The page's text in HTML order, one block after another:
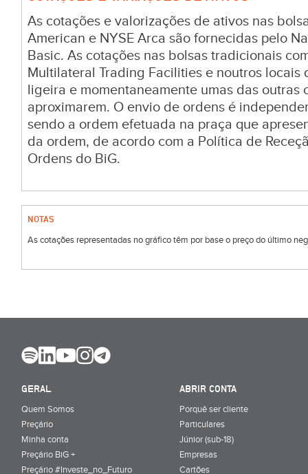
As cotações e valorizações de ativos nas
American e NYSE Arca são fornecidas pelo
Basic. As cotações nas bolsas tradicionais
Multilateral Trading Facilities e noutros
ligeira e momentaneamente umas das outras
aproximarem. O envio de ordens é
sendo a ordem efetuada na praça que
da ordem, de acordo com a Política de
Ordens do BiG.
NOTAS
As cotações representadas no gráfico têm por base o preço do último
GERAL
Quem Somos
Preçário
Minha conta
Preçário BiG +
Preçário #Investe_no_Futuro
ABRIR CONTA
Porquê ser cliente
Particulares
Júnior (sub-18)
Empresas
Cartões